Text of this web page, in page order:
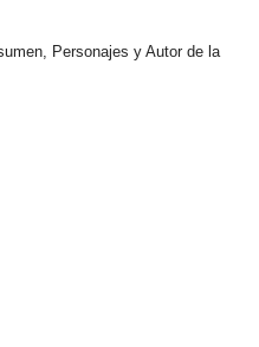
Personajes y Autor de la